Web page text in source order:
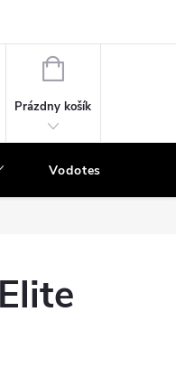
NÁKUPNÝ
Prázdny košík
Vodotesný program